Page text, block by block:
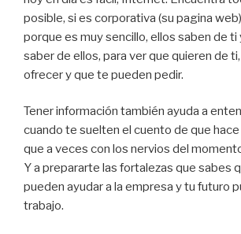
posible, si es corporativa (su pagina
porque es muy sencillo, ellos saben de
saber de ellos, para ver que quieren de
ofrecer y que te pueden pedir.
Tener información también ayuda a
cuando te suelten el cuento de que hace
que a veces con los nervios del
Y a prepararte las fortalezas que sabes
pueden ayudar a la empresa y tu futuro
trabajo.